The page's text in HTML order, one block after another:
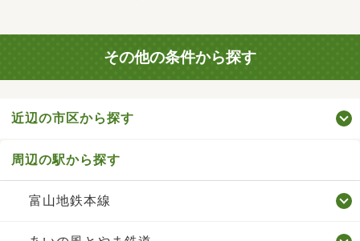
その他の条件から探す
近辺の市区から探す
周辺の駅から探す
富山地鉄本線